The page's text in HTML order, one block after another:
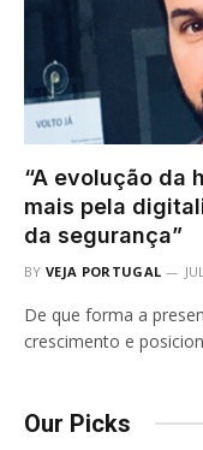
“A evolução da
mais pela
da segurança”
BY VEJA PORTUGAL
De que forma a
crescimento e
Our Picks